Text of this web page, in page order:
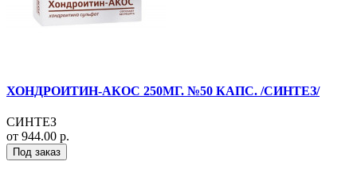
ХОНДРОИТИН-АКОС 250МГ. №50 КАПС. /СИНТЕЗ/
СИНТЕЗ
от 944.00 р.
Под заказ